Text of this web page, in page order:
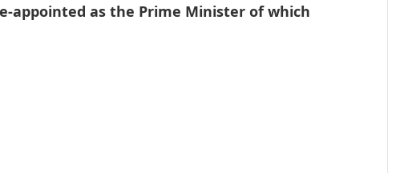
appointed as the Prime Minister of which